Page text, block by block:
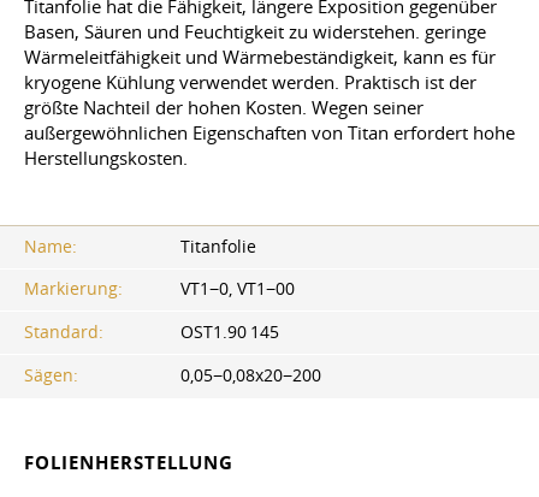
Titanfolie hat die Fähigkeit, längere Exposition gegenüber
Basen, Säuren und Feuchtigkeit zu widerstehen. geringe
Wärmeleitfähigkeit und Wärmebeständigkeit, kann es für
kryogene Kühlung verwendet werden. Praktisch ist der
größte Nachteil der hohen Kosten. Wegen seiner
außergewöhnlichen Eigenschaften von Titan erfordert hohe
Herstellungskosten.
Name:
Titanfolie
Markierung:
VT1−0, VT1−00
Standard:
OST1.90 145
Sägen:
0,05−0,08x20−200
FOLIENHERSTELLUNG